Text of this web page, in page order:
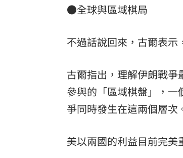
●全球與區域棋局
不過話說回來，古爾表示
古爾指出，理解伊朗戰
參與的「區域棋盤」，
爭同時發生在這兩個層次
美以兩國的利益目前完美